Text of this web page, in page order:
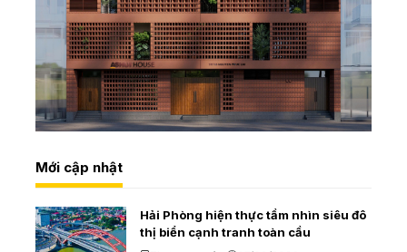
Mới cập nhật
Hải Phòng hiện thực tầm nhìn siêu đô
thị biển cạnh tranh toàn cầu